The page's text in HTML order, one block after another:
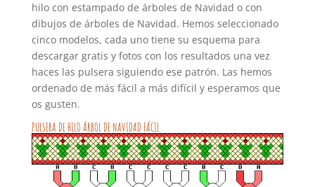
hilo con estampado de árboles de Navidad o con
dibujos de árboles de Navidad. Hemos seleccionado
cinco modelos, cada uno tiene su esquema para
descargar gratis y fotos con los resultados una vez
haces las pulsera siguiendo ese patrón. Las hemos
ordenado de más fácil a más difícil y esperamos que
os gusten.
PULSERA DE HILO ÁRBOL DE NAVIDAD FÁCIL